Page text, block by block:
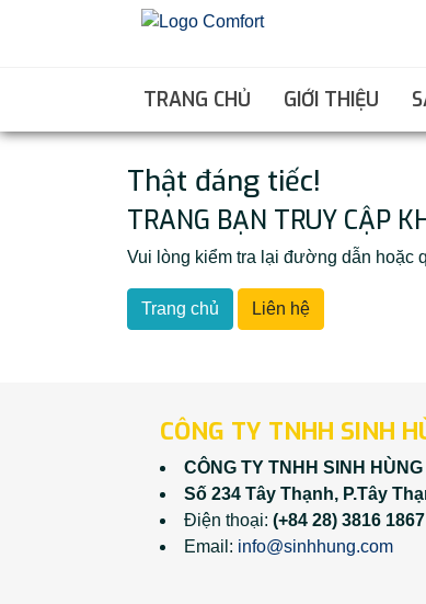
TRANG CHỦ GIỚI THIỆU
Thật đáng tiếc!
TRANG BẠN TRUY CẬP
Vui lòng kiểm tra lại đường dẫn hoặc
Trang chủ Liên hệ
CÔNG TY TNHH SINH
CÔNG TY TNHH SINH HÙNG
Số 234 Tây Thạnh, P.Tây
Điện thoại: (+84 28) 3816 1867
Email: info@sinhhung.com